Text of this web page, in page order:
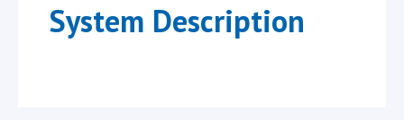
System Description